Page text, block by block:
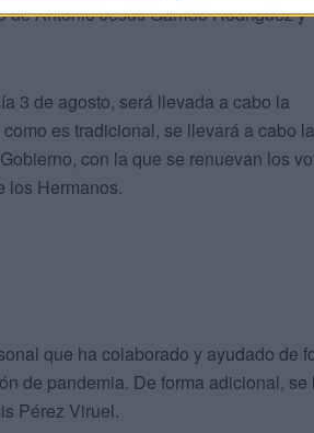
de Antonio Jesús Garrido Rodríguez y
3 de agosto, será llevada a cabo la
es tradicional, se llevará a cabo la
con la que se renuevan los
los Hermanos.
que ha colaborado y ayudado de
de pandemia. De forma adicional, se
Pérez Viruel.